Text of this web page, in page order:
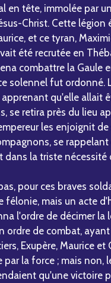
en tête, immolée par
Christ. Cette légion
et ce tyran,
été recrutée en
combattre la Gaule
solennel fut ordonné.
qu'elle allait
se retira près du lieu
les enjoignit
se
dans la triste nécessité
pour ces braves
félonie, mais un acte
l'ordre de décimer la
ordre de combat,
Exupère, Maurice
la force ; mais non,
qu'une victoire